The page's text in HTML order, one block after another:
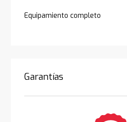
Equipamiento completo
Garantías